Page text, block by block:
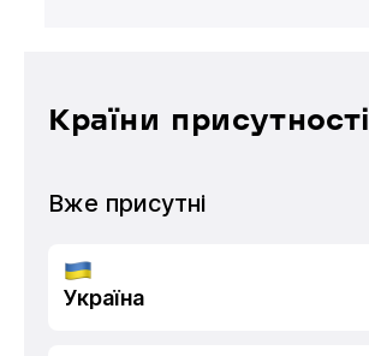
Країни присутності
Вже присутні
Україна